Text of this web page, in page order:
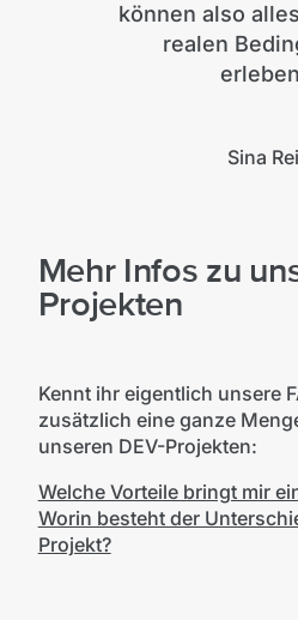
können also
realen
Sina
Mehr Infos zu
Projekten
Kennt ihr eigentlich unsere
zusätzlich eine ganze
unseren DEV-Projekten:
Welche Vorteile bringt mir
Worin besteht der
Projekt?